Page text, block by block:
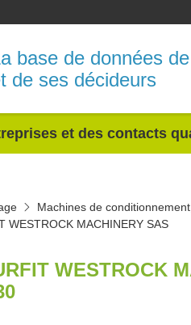
base de données
de ses décideurs
et des contacts
Machines de
WESTROCK MACHINERY SAS
WESTROCK